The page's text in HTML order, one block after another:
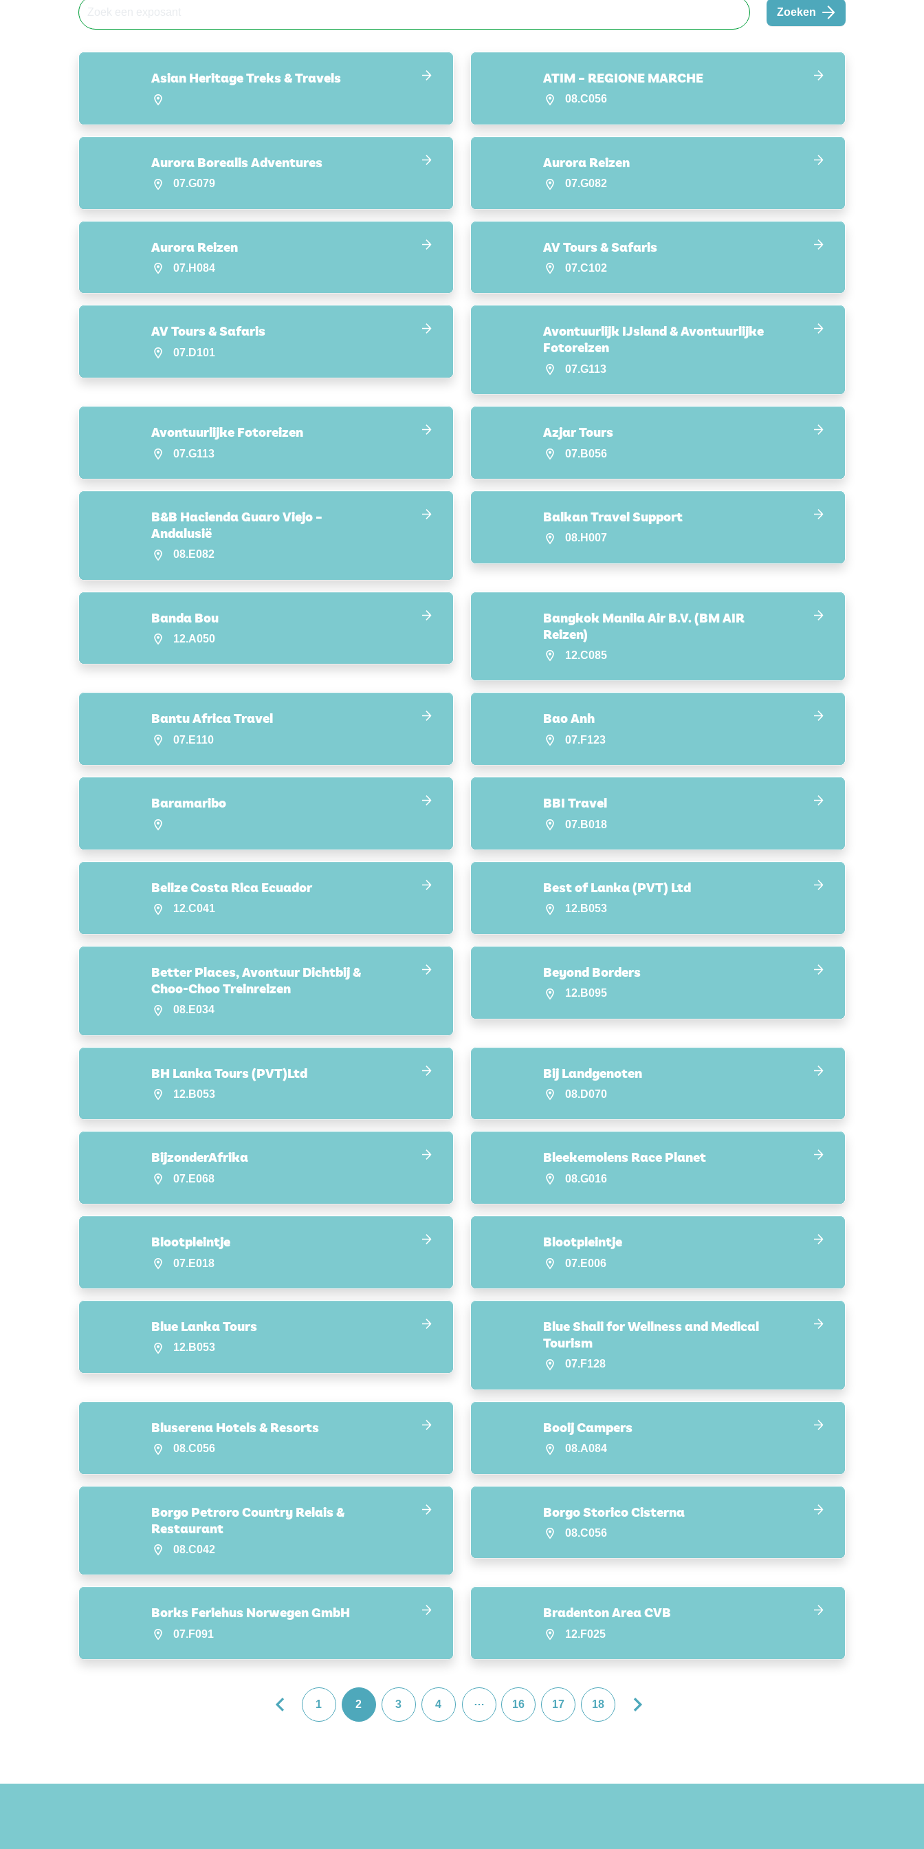
Zoeken
Asian Heritage Treks & Travels ATIM – REGIONE MARCHE
08.C056
Aurora Borealis Adventures
07.G079
Aurora Reizen
07.G082
Aurora Reizen
07.H084
AV Tours & Safaris
07.C102
AV Tours & Safaris
07.D101
Avontuurlijk IJsland & Avontuurlijke
Fotoreizen
07.G113
Avontuurlijke Fotoreizen
07.G113
Azjar Tours
07.B056
B&B Hacienda Guaro Viejo –
Andalusië
08.E082
Balkan Travel Support
08.H007
Banda Bou
12.A050
Bangkok Manila Air B.V. (BM AIR
Reizen)
12.C085
Bantu Africa Travel
07.E110
Bao Anh
07.F123
Baramaribo BBI Travel
07.B018
Belize Costa Rica Ecuador
12.C041
Best of Lanka (PVT) Ltd
12.B053
Better Places, Avontuur Dichtbij &
Choo-Choo Treinreizen
08.E034
Beyond Borders
12.B095
BH Lanka Tours (PVT)Ltd
12.B053
Bij Landgenoten
08.D070
BijzonderAfrika
07.E068
Bleekemolens Race Planet
08.G016
Blootpleintje
07.E018
Blootpleintje
07.E006
Blue Lanka Tours
12.B053
Blue Shali for Wellness and Medical
Tourism
07.F128
Bluserena Hotels & Resorts
08.C056
Booij Campers
08.A084
Borgo Petroro Country Relais &
Restaurant
08.C042
Borgo Storico Cisterna
08.C056
Borks Feriehus Norwegen GmbH
07.F091
Bradenton Area CVB
12.F025
1 2 3 4 … 16 17 18